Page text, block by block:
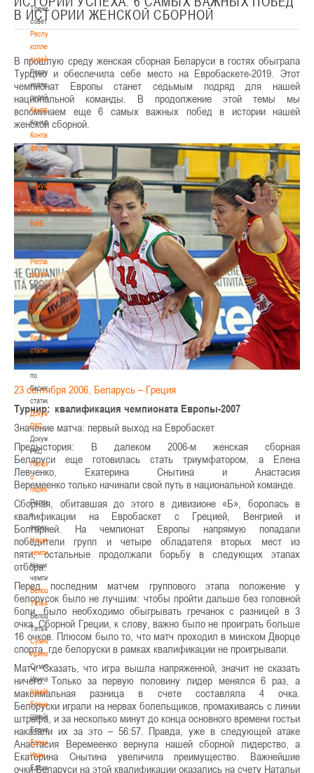
Тренерский
совет
Республиканская
коллегия
судей
Республиканская
коллегия
судей
Контакты
Контакты
Контакты
федерации
Контакты
федерации
Документы
Документы
Устав
БФБ
Устав
БФБ
Регламентирующие
документы
Регламентирующие
документы
Материалы
по
баскетбольной
статистике
Материалы
по
баскетбольной
статистике
Документы
РКС
Документы
РКС
Положение
о
переходах
Положение
о
переходах
Наши
чемпионы
Наши
чемпионы
Белошапко
Татьяна
Белошапко
Татьяна
Сумникова
Ирина
Сумникова
Ирина
Швайбович
Елена
Швайбович
Елена
Едешко
Иван
Едешко
В ИСТОРИИ ЖЕНСКОЙ СБОРНОЙ
В прошлую среду женская сборная Беларуси в гостях обыграла
Турцию и обеспечила себе место на Евробаскете-2019. Этот
чемпионат Европы станет седьмым подряд для нашей
национальной команды. В продолжение этой темы мы
вспоминаем еще 6 самых важных побед в истории нашей
женской сборной.
23 сентября 2006, Беларусь – Греция
Турнир: квалификация чемпионата Европы-2007
Значение матча: первый выход на Евробаскет
Предыстория: В далеком 2006-м женская сборная
Беларуси еще готовилась стать триумфатором, а Елена
Левченко, Екатерина Снытина и Анастасия
Веремеенко только начинали свой путь в национальной команде.
Сборная, обитавшая до этого в дивизионе «Б», боролась в
квалификации на Евробаскет с Грецией, Венгрией и
Болгарией. На чемпионат Европы напрямую попадали
победители групп и четыре обладателя вторых мест из
пяти, остальные продолжали борьбу в следующих этапах
отбора.
Перед последним матчем группового этапа положение у
белорусок было не лучшим: чтобы пройти дальше без головной
боли, было необходимо обыгрывать гречанок с разницей в 3
очка. Сборной Греции, к слову, важно было не проиграть больше
16 очков. Плюсом было то, что матч проходил в минском Дворце
спорта, где белоруски в рамках квалификации не проигрывали.
Матч: Сказать, что игра вышла напряженной, значит не сказать
ничего. Только за первую половину лидер менялся 6 раз, а
максимальная разница в счете составляла 4 очка.
Белоруски играли на нервах болельщиков, промахиваясь с линии
штрафа, и за несколько минут до конца основного времени гостьи
наказали их за это – 56:57. Правда, уже в следующей атаке
Анастасия Веремеенко вернула нашей сборной лидерство, а
Екатерина Снытина увеличила преимущество. Важнейшие
очки Беларуси на этой квалификации оказались на счету Натальи